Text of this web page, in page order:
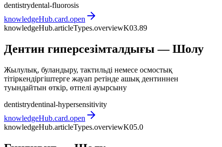
dentistrydental-fluorosis
knowledgeHub.card.open
knowledgeHub.articleTypes.overviewK03.89
Дентин гиперсезімталдығы — Шолу
Жылулық, буландыру, тактильді немесе осмостық
тітіркендіргіштерге жауап ретінде ашық дентиннен
туындайтын өткір, өтпелі ауырсыну
dentistrydentinal-hypersensitivity
knowledgeHub.card.open
knowledgeHub.articleTypes.overviewK05.0